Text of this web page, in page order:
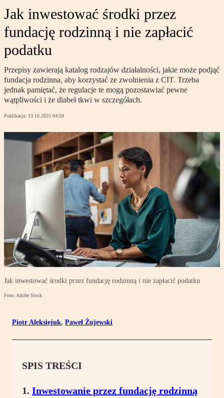
Jak inwestować środki przez
fundację rodzinną i nie zapłacić
podatku
Przepisy zawierają katalog rodzajów działalności, jakie może podjąć
fundacja rodzinna, aby korzystać ze zwolnienia z CIT. Trzeba
jednak pamiętać, że regulacje te mogą pozostawiać pewne
wątpliwości i że diabeł tkwi w szczegółach.
Publikacja: 13.10.2025 04:50
Jak inwestować środki przez fundację rodzinną i nie zapłacić podatku
Foto: Adobe Stock
Piotr Aleksiejuk, Paweł Żujewski
SPIS TREŚCI
Inwestowanie przez fundację rodzinną